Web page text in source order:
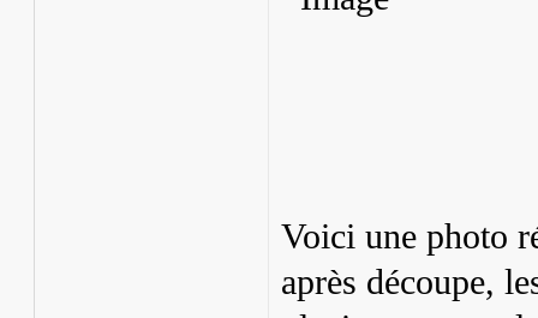
Voici une photo
après découpe,